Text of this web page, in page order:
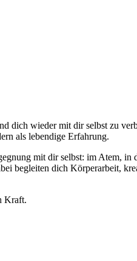
dich wieder mit dir selbst zu
als lebendige Erfahrung.
mit dir selbst: im Atem,
begleiten dich Körperarbeit,
Kraft.